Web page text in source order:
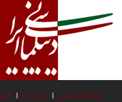
صفحه نخست درباره ما